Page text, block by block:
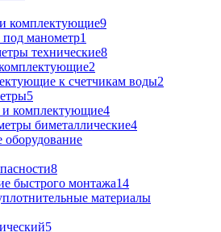
комплектующие9
манометр1
технические8
2
к счетчикам воды2
5
комплектующие4
биметаллические4
оборудование
8
быстрого монтажа14
материалы
5